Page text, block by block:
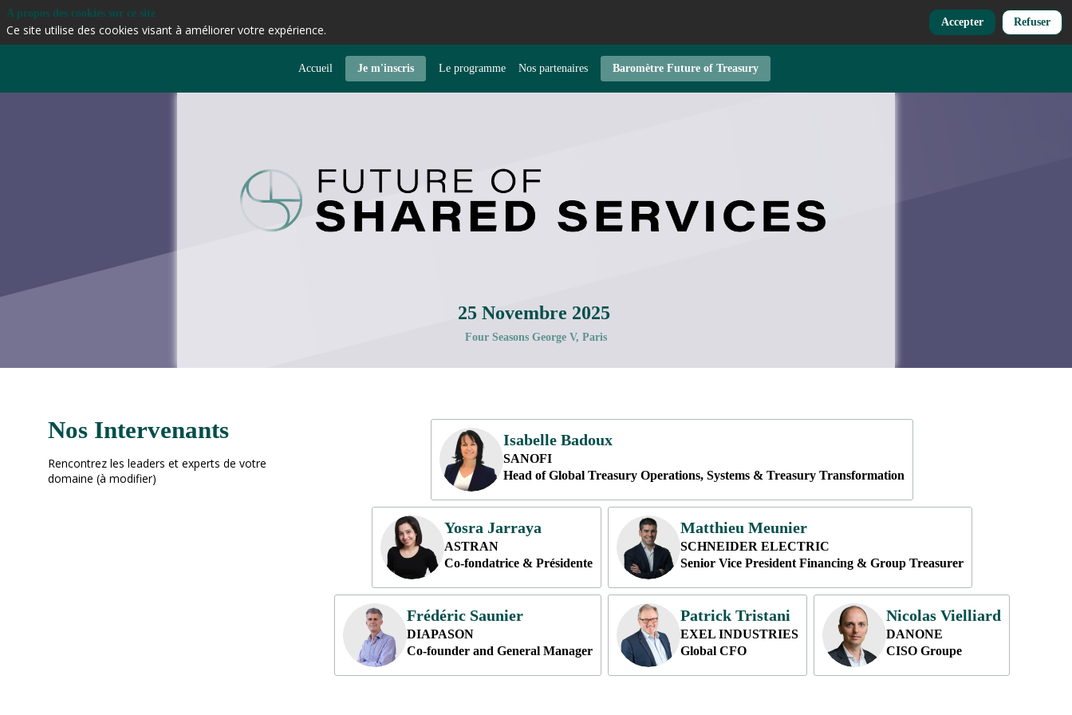
Accueil Je m'inscris Le programme Nos partenaires Baromètre Future of Treasury
25 Novembre 2025
Four Seasons George V, Paris
Nos Intervenants
Rencontrez les leaders et experts de votre
domaine (à modifier)
IB
Isabelle Badoux
SANOFI
Head of Global Treasury Operations, Systems & Treasury Transformation
YJ
Yosra Jarraya
ASTRAN
Co-fondatrice & Présidente
MM
Matthieu Meunier
SCHNEIDER ELECTRIC
Senior Vice President Financing & Group Treasurer
FS
Frédéric Saunier
DIAPASON
Co-founder and General Manager
PT
Patrick Tristani
EXEL INDUSTRIES
Global CFO
NV
Nicolas Vielliard
DANONE
CISO Groupe
A propos des cookies sur ce site
Ce site utilise des cookies visant à améliorer votre expérience.
Accepter Refuser